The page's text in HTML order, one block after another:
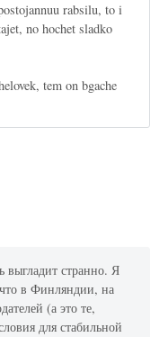
rabsilu, to i
no hochet sladko
tem on bgache
выгладит странно. Я
что в Финляндии, на
(а это те,
для стабильной